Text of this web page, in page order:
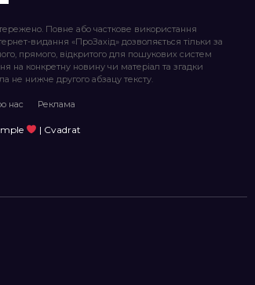
Повне або часткове використання
видання «ПроЗахід» дозволяється тільки за
прямого, відкритого для пошукових систем
на конкретну новину чи матеріал та згадки
не нижче другого абзацу тексту.
нас Реклама
| Cvadrat